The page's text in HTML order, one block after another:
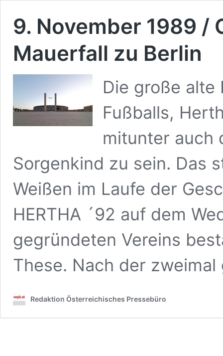
9. November 1989 /
Mauerfall zu Berlin
Die große alte
Fußballs,
mitunter auch
Sorgenkind zu sein. Das
Weißen im Laufe der
HERTHA ´92 auf dem
gegründeten Vereins
These. Nach der
Redaktion Österreichisches Pressebüro